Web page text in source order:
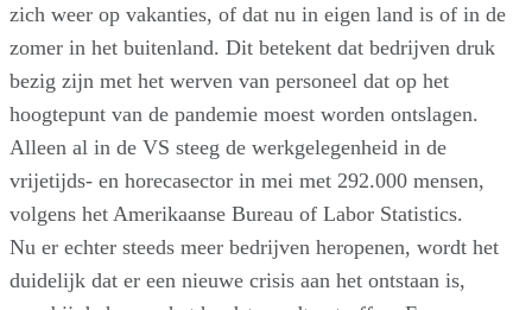
zich weer op vakanties, of dat nu in eigen land is of in de
zomer in het buitenland. Dit betekent dat bedrijven druk
bezig zijn met het werven van personeel dat op het
hoogtepunt van de pandemie moest worden ontslagen.
Alleen al in de VS steeg de werkgelegenheid in de
vrijetijds- en horecasector in mei met 292.000 mensen,
volgens het Amerikaanse Bureau of Labor Statistics.
Nu er echter steeds meer bedrijven heropenen, wordt het
duidelijk dat er een nieuwe crisis aan het ontstaan is,